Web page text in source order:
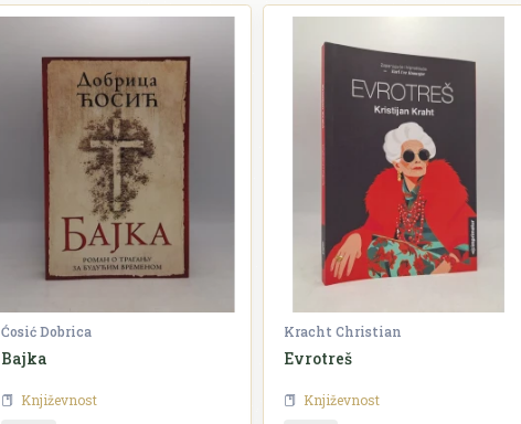
Ćosić Dobrica
Bajka
Književnost
Kracht Christian
Evrotreš
Književnost